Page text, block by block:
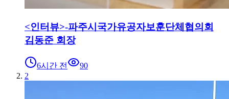
<인터뷰>-파주시국가유공자보훈단체협의회
김동준 회장
6시간 전
90
2